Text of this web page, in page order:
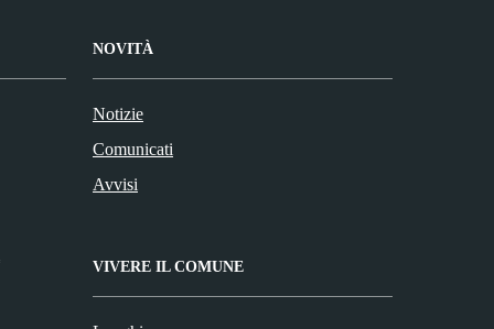
NOVITÀ
Notizie
Comunicati
Avvisi
VIVERE IL COMUNE